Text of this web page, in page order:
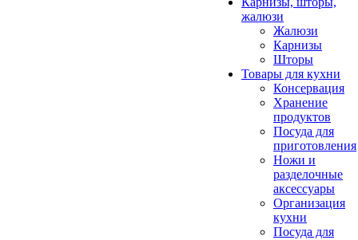
жалюзи
Жалюзи
Карнизы
Шторы
Товары для кухни
Консервация
Хранение
продуктов
Посуда для
приготовления
Ножи и
разделочные
аксессуары
Организация
кухни
Посуда для